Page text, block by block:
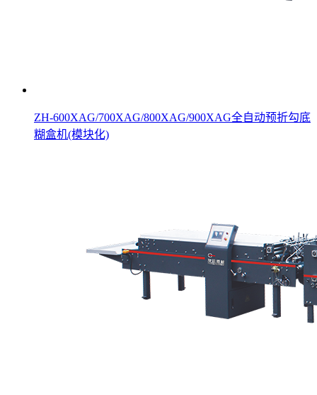
ZH-600XAG/700XAG/800XAG/900XAG全自动预折勾底
糊盒机(模块化)